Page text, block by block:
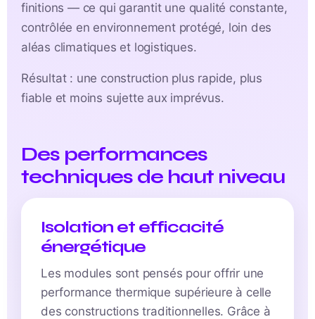
finitions — ce qui garantit une qualité constante,
contrôlée en environnement protégé, loin des
aléas climatiques et logistiques.
Résultat : une construction plus rapide, plus
fiable et moins sujette aux imprévus.
Des performances
techniques de haut niveau
Isolation et efficacité
énergétique
Les modules sont pensés pour offrir une
performance thermique supérieure à celle
des constructions traditionnelles. Grâce à